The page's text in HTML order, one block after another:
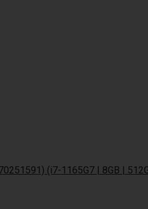
(i7-1165G7 | 8GB |